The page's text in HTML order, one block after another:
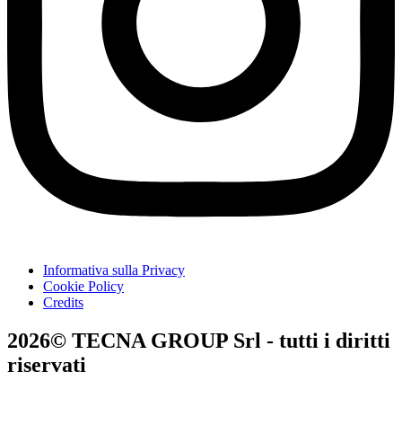
Informativa sulla Privacy
Cookie Policy
Credits
2026© TECNA GROUP Srl - tutti i diritti
riservati